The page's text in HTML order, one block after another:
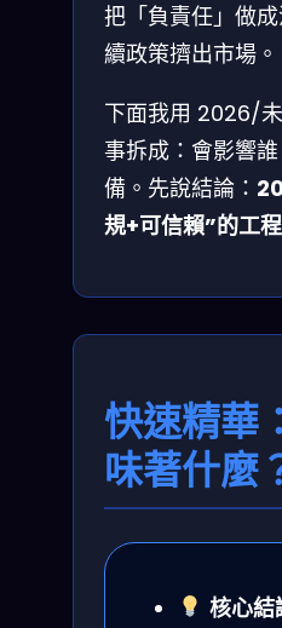
把「負責任」做
續政策擠出市場。
下面我用 2026/
事拆成：會影響
備。先說結論：
規+可信賴”的工
快速精華
味著什麼
核心結